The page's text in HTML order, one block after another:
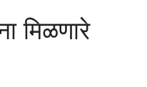
मिळणारे